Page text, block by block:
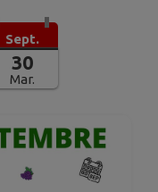
Sept.
30
Mar.